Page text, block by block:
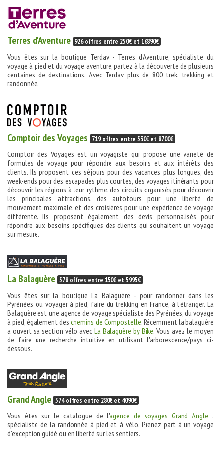
Terres d'Aventure 926 offres entre 250€ et 16890€
Vous êtes sur la boutique Terdav - Terres d'Aventure, spécialiste du
voyage à pied et du voyage aventure, partez à la découverte de plusieurs
centaines de destinations. Avec Terdav plus de 800 trek, trekking et
randonnée.
Comptoir des Voyages 719 offres entre 530€ et 8700€
Comptoir des Voyages est un voyagiste qui propose une variété de
formules de voyage pour répondre aux besoins et aux intérêts des
clients. Ils proposent des séjours pour des vacances plus longues, des
week-ends pour des escapades plus courtes, des voyages itinérants pour
découvrir les régions à leur rythme, des circuits organisés pour découvrir
les principales attractions, des autotours pour une liberté de
mouvement maximale, et des croisières pour une expérience de voyage
différente. Ils proposent également des devis personnalisés pour
répondre aux besoins spécifiques des clients qui souhaitent un voyage
sur mesure.
La Balaguère 578 offres entre 150€ et 5995€
Vous êtes sur la boutique La Balaguère - pour randonner dans les
Pyrénées ou voyager à pied, faire du trekking en France, à l'étranger. La
Balaguère est une agence de voyage spécialiste des Pyrénées, du voyage
à pied, également deschemins de Compostelle. Récemment la balaguère
a ouvert sa section vélo avec La Balaguère by Bike. Vous avez le moyen
de faire une recherche intuitive en utilisant l'arborescence/pays ci-
dessous.
Grand Angle 574 offres entre 280€ et 4090€
Vous êtes sur le catalogue de l'agence de voyages Grand Angle ,
spécialiste de la randonnée à pied et à vélo. Prenez part à un voyage
d'exception guidé ou en liberté sur les sentiers.